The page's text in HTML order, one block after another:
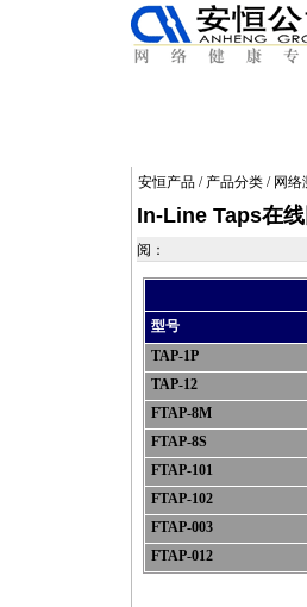
安恒产品 / 产品分类 / 网络
In-Line Taps在
阅：
型号
TAP-1P
TAP-12
FTAP-8M
FTAP-8S
FTAP-101
FTAP-102
FTAP-003
FTAP-012